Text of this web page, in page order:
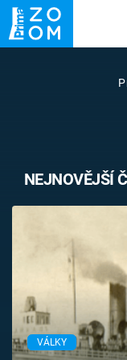
Témata
Pořady
TV Program
NEJNOVĚJŠÍ
VÁLKY